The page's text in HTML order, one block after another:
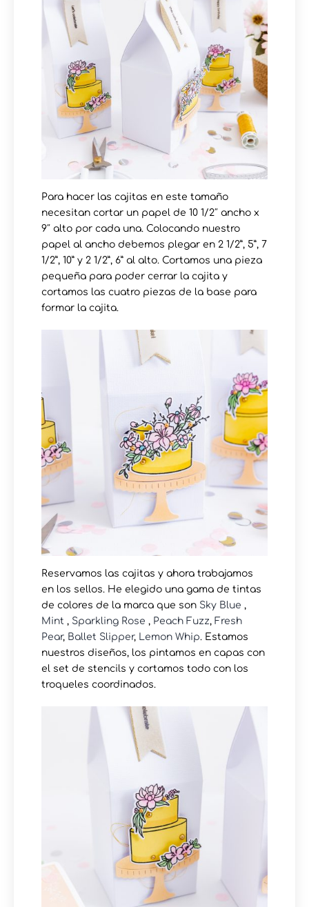
Para hacer las cajitas en este tamaño
necesitan cortar un papel de 10 1/2″ ancho x
9″ alto por cada una. Colocando nuestro
papel al ancho debemos plegar en 2 1/2”, 5”, 7
1/2”, 10” y 2 1/2”, 6” al alto. Cortamos una pieza
pequeña para poder cerrar la cajita y
cortamos las cuatro piezas de la base para
formar la cajita.
Reservamos las cajitas y ahora trabajamos
en los sellos. He elegido una gama de tintas
de colores de la marca que son Sky Blue ,
Mint , Sparkling Rose , Peach Fuzz, Fresh
Pear, Ballet Slipper, Lemon Whip. Estamos
nuestros diseños, los pintamos en capas con
el set de stencils y cortamos todo con los
troqueles coordinados.